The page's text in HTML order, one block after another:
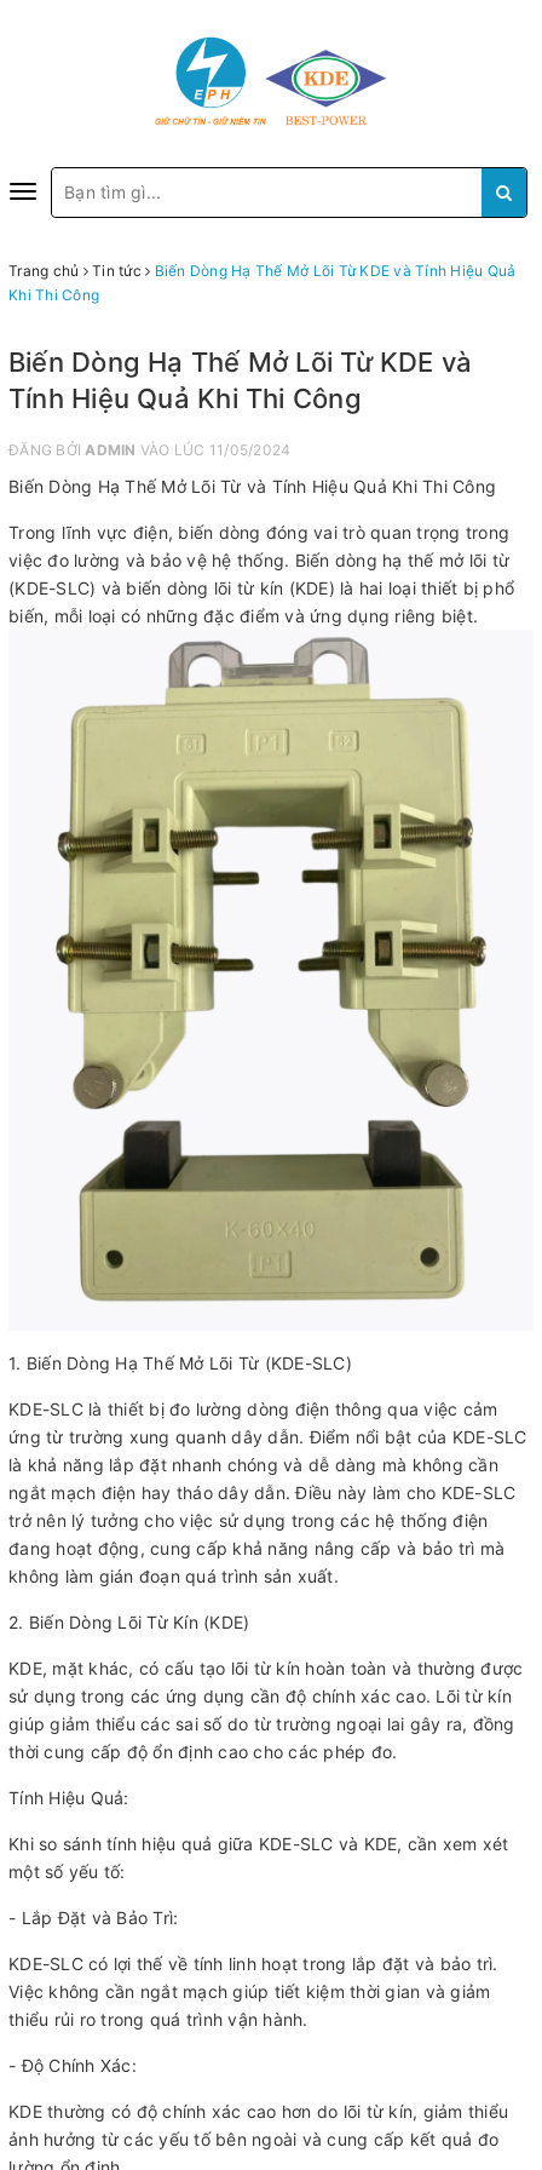
Toggle
navigation
Trang chủ Tin tức
Biến Dòng Hạ Thế Mở Lõi Từ KDE và Tính Hiệu Quả
Khi Thi Công
Biến Dòng Hạ Thế Mở Lõi Từ KDE và
Tính Hiệu Quả Khi Thi Công
ĐĂNG BỞI ADMIN VÀO LÚC 11/05/2024
Biến Dòng Hạ Thế Mở Lõi Từ và Tính Hiệu Quả Khi Thi Công
Trong lĩnh vực điện, biến dòng đóng vai trò quan trọng trong
việc đo lường và bảo vệ hệ thống. Biến dòng hạ thế mở lõi từ
(KDE-SLC) và biến dòng lõi từ kín (KDE) là hai loại thiết bị phổ
biến, mỗi loại có những đặc điểm và ứng dụng riêng biệt.
1. Biến Dòng Hạ Thế Mở Lõi Từ (KDE-SLC)
KDE-SLC là thiết bị đo lường dòng điện thông qua việc cảm
ứng từ trường xung quanh dây dẫn. Điểm nổi bật của KDE-SLC
là khả năng lắp đặt nhanh chóng và dễ dàng mà không cần
ngắt mạch điện hay tháo dây dẫn. Điều này làm cho KDE-SLC
trở nên lý tưởng cho việc sử dụng trong các hệ thống điện
đang hoạt động, cung cấp khả năng nâng cấp và bảo trì mà
không làm gián đoạn quá trình sản xuất.
2. Biến Dòng Lõi Từ Kín (KDE)
KDE, mặt khác, có cấu tạo lõi từ kín hoàn toàn và thường được
sử dụng trong các ứng dụng cần độ chính xác cao. Lõi từ kín
giúp giảm thiểu các sai số do từ trường ngoại lai gây ra, đồng
thời cung cấp độ ổn định cao cho các phép đo.
Tính Hiệu Quả:
Khi so sánh tính hiệu quả giữa KDE-SLC và KDE, cần xem xét
một số yếu tố:
- Lắp Đặt và Bảo Trì:
KDE-SLC có lợi thế về tính linh hoạt trong lắp đặt và bảo trì.
Việc không cần ngắt mạch giúp tiết kiệm thời gian và giảm
thiểu rủi ro trong quá trình vận hành.
- Độ Chính Xác:
KDE thường có độ chính xác cao hơn do lõi từ kín, giảm thiểu
ảnh hưởng từ các yếu tố bên ngoài và cung cấp kết quả đo